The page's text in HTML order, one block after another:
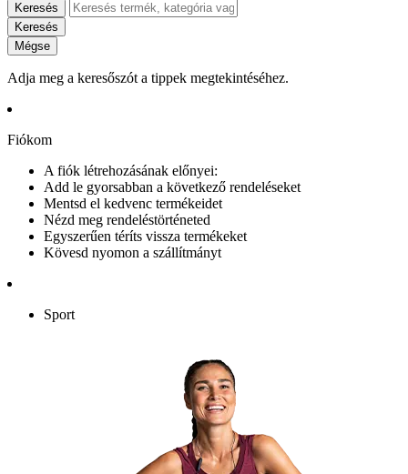
Keresés
Keresés
Mégse
Adja meg a keresőszót a tippek megtekintéséhez.
Fiókom
A fiók létrehozásának előnyei:
Add le gyorsabban a következő rendeléseket
Mentsd el kedvenc termékeidet
Nézd meg rendeléstörténeted
Egyszerűen téríts vissza termékeket
Kövesd nyomon a szállítmányt
Sport